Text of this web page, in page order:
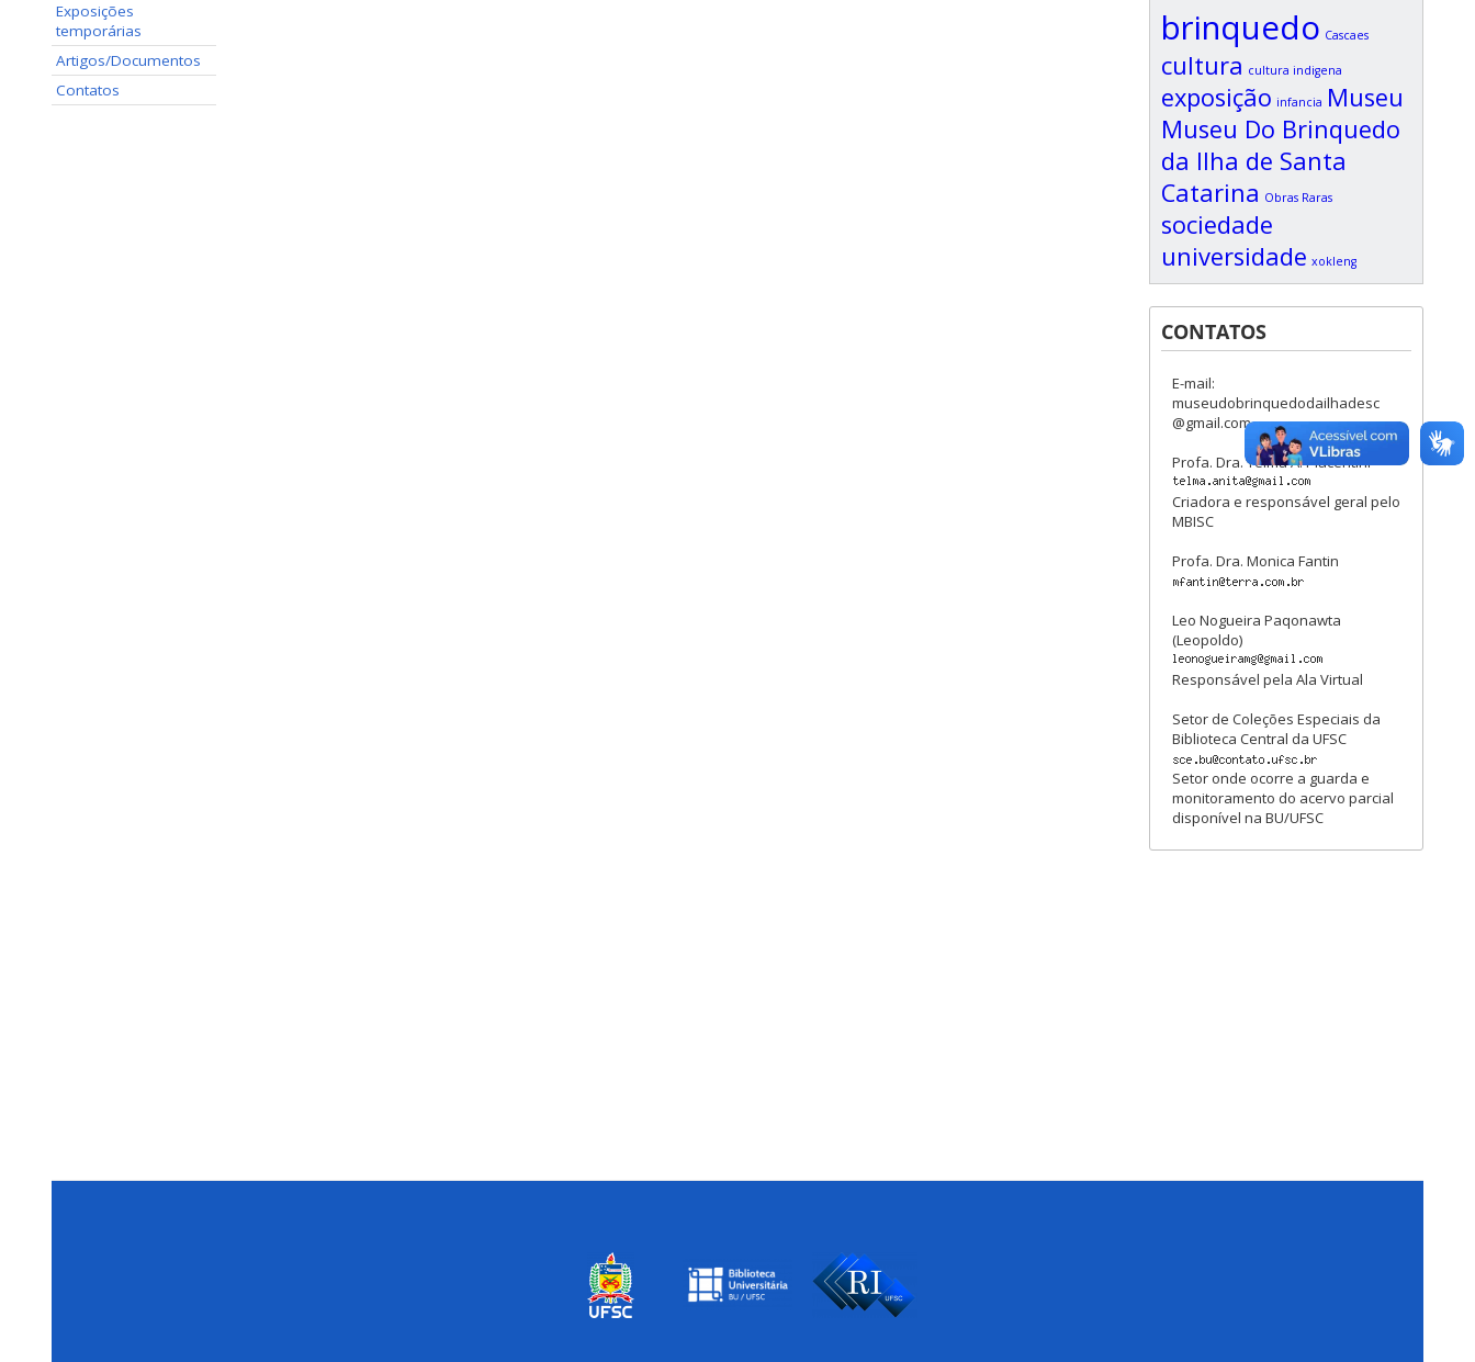
Exposições
temporárias
Artigos/Documentos
Contatos
brinquedo Cascaes
cultura cultura indigena
exposição infancia Museu
Museu Do Brinquedo
da Ilha de Santa
Catarina Obras Raras
sociedade
universidade xokleng
CONTATOS
E-mail:
museudobrinquedodailhadesc
@gmail.com
Profa. Dra. Telma A. Piacentini
Criadora e responsável geral pelo
MBISC
Profa. Dra. Monica Fantin
Leo Nogueira Paqonawta
(Leopoldo)
Responsável pela Ala Virtual
Setor de Coleções Especiais da
Biblioteca Central da UFSC
Setor onde ocorre a guarda e
monitoramento do acervo parcial
disponível na BU/UFSC